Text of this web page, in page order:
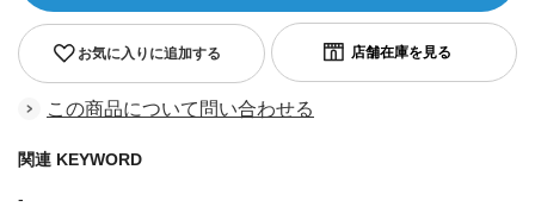
お気に入りに追加する
この商品について問い合わせる
関連 KEYWORD
-